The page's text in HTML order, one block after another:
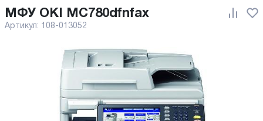
МФУ OKI MC780dfnfax
Артикул: 108-013052